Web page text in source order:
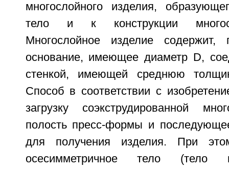
многослойного изделия,
тело и к конструкции
Многослойное изделие
основание, имеющее диаметр D,
стенкой, имеющей среднюю
Способ в соответствии с
загрузку соэкструдированной
полость пресс-формы и
для получения изделия. При
осесимметричное тело (тело